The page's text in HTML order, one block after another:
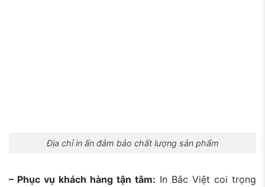
Địa chỉ in ấn đảm bảo chất lượng sản phẩm
– Phục vụ khách hàng tận tâm: In Bắc Việt coi trọng